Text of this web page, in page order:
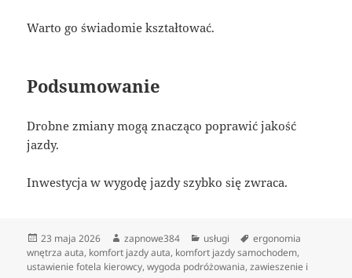
Warto go świadomie kształtować.
Podsumowanie
Drobne zmiany mogą znacząco poprawić jakość
jazdy.
Inwestycja w wygodę jazdy szybko się zwraca.
Data
publikacji
23 maja 2026 Autor
zapnowe384 Kategorie
usługi Tagi
ergonomia
wnętrza auta, komfort jazdy auta, komfort jazdy samochodem,
ustawienie fotela kierowcy,wygoda podróżowania,zawieszenie i